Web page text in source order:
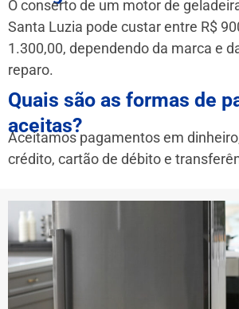
O conserto de um motor de
Santa Luzia pode custar entre R$
1.300,00, dependendo da marca e
reparo.
Quais são as formas de
aceitas?
Aceitamos pagamentos em
crédito, cartão de débito e